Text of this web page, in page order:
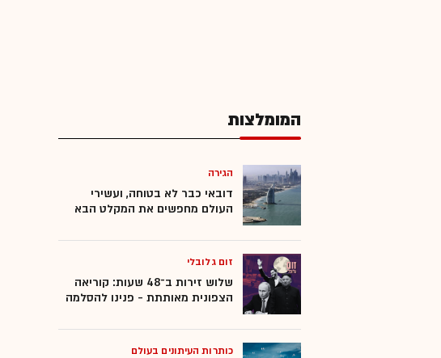
המומלצות
הגירה
דובאי כבר לא בטוחה, ועשירי
העולם מחפשים את המקלט הבא
זום גלובלי
שלוש זירות ב־48 שעות: קוריאה
הצפונית מאותתת - פנינו להסלמה
כותרות העיתונים בעולם